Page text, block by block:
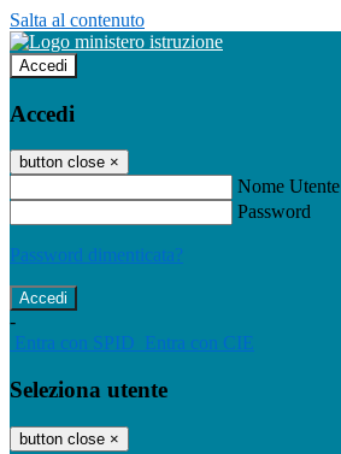
Salta al contenuto
Accedi
Accedi
button close ×
Nome Utente
Password
Password dimenticata?
-
Entra con SPID Entra con CIE
Seleziona utente
button close ×